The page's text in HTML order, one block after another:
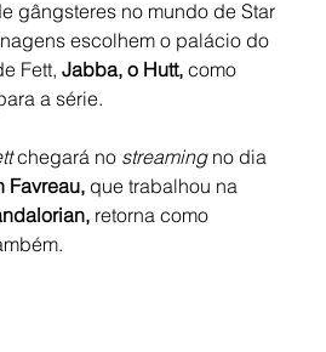
gângsteres no mundo de Star
escolhem o palácio do
Fett, Jabba, o Hutt, como
a série.
chegará no streaming no dia
Favreau, que trabalhou na
retorna como